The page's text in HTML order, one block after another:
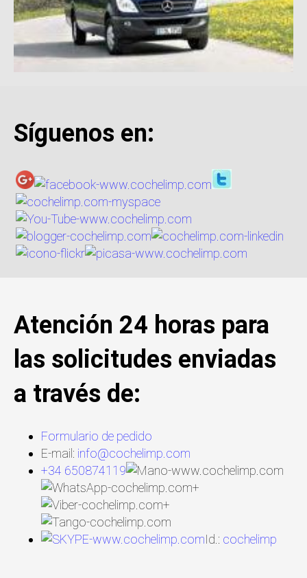
Síguenos en:
Atención 24 horas para
las solicitudes enviadas
a través de:
Formulario de pedido
E-mail: info@cochelimp.com
+34 650874119
+
+
Id.: cochelimp